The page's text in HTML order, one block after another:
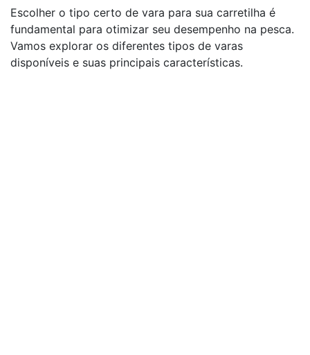
Escolher o tipo certo de vara para sua carretilha é
fundamental para otimizar seu desempenho na pesca.
Vamos explorar os diferentes tipos de varas
disponíveis e suas principais características.